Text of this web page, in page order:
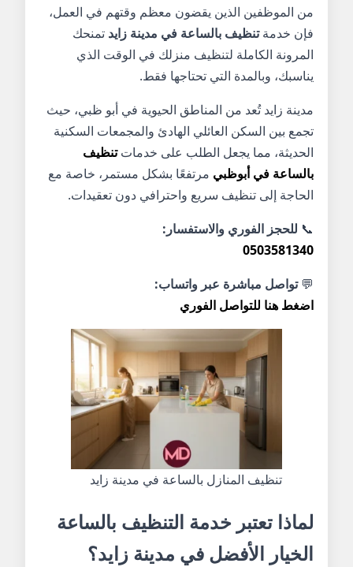
من الموظفين الذين يقضون معظم وقتهم في العمل،
فإن خدمةتنظيف بالساعة في مدينة زايد تمنحك
المرونة الكاملة لتنظيف منزلك في الوقت الذي
يناسبك، وبالمدة التي تحتاجها فقط.
مدينة زايد تُعد من المناطق الحيوية في أبو ظبي، حيث
تجمع بين السكن العائلي الهادئ والمجمعات السكنية
الحديثة، مما يجعل الطلب على خدماتتنظيف
بالساعة في أبوظبي مرتفعًا بشكل مستمر، خاصة مع
الحاجة إلى تنظيف سريع واحترافي دون تعقيدات.
📞 للحجز الفوري والاستفسار:
0503581340
💬تواصل مباشرة عبر واتساب:
اضغط هنا للتواصل الفوري
تنظيف المنازل بالساعة في مدينة زايد
لماذا تعتبر خدمة التنظيف بالساعة
الخيار الأفضل في مدينة زايد؟